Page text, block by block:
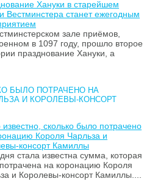
Хануки в старейшем
Вестминстера станет ежегодным
зале приёмов,
в 1097 году, прошло второе
празднование Хануки, а
БЫЛО ПОТРАЧЕНО НА
И КОРОЛЕВЫ-КОНСОРТ
сколько было потрачено
Короля Чарльза и
консорт Камиллы
стала известна сумма, которая
на коронацию Короля
и Королевы-консорт Камиллы....